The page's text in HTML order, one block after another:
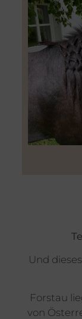
Und
Forstau
von